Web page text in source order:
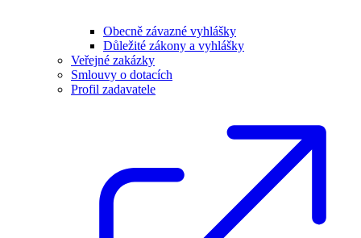
Obecně závazné vyhlášky
Důležité zákony a vyhlášky
Veřejné zakázky
Smlouvy o dotacích
Profil zadavatele